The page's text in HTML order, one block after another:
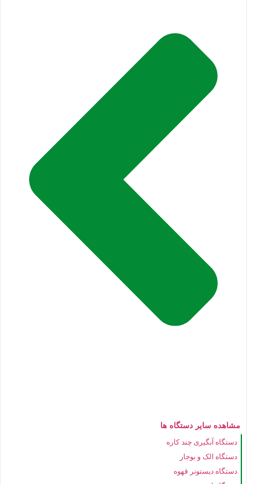
مشاهده سایر دستگاه ها
دستگاه آبگیری چند کاره
دستگاه الک و بوجار
دستگاه دیستونر قهوه